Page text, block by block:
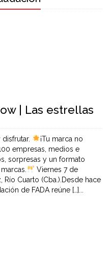
| Las estrellas
¡Tu marca no
empresas, medios e
sorpresas y un formato
Viernes 7 de
Río Cuarto (Cba.).Desde hace
de FADA reúne […]...